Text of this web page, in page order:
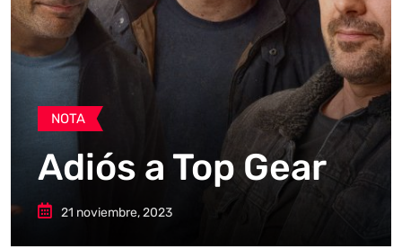
NOTA
Adiós a Top Gear
21 noviembre, 2023